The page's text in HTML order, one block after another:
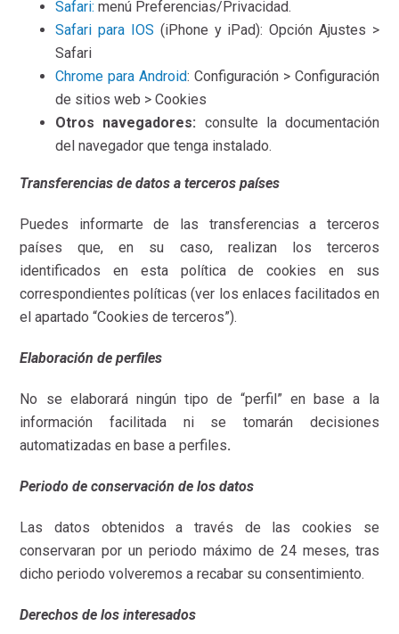
Safari: menú Preferencias/Privacidad.
Safari para IOS (iPhone y iPad): Opción Ajustes >
Safari
Chrome para Android: Configuración > Configuración
de sitios web > Cookies
Otros navegadores: consulte la documentación
del navegador que tenga instalado.
Transferencias de datos a terceros países
Puedes informarte de las transferencias a terceros
países que, en su caso, realizan los terceros
identificados en esta política de cookies en sus
correspondientes políticas (ver los enlaces facilitados en
el apartado “Cookies de terceros”).
Elaboración de perfiles
No se elaborará ningún tipo de “perfil” en base a la
información facilitada ni se tomarán decisiones
automatizadas en base a perfiles.
Periodo de conservación de los datos
Las datos obtenidos a través de las cookies se
conservaran por un periodo máximo de 24 meses, tras
dicho periodo volveremos a recabar su consentimiento.
Derechos de los interesados